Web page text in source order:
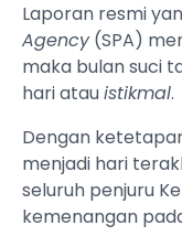
Laporan resmi
Agency(SPA)
maka bulan suci
hari atauistikmal.
Dengan
menjadi hari
seluruh penjuru
kemenangan